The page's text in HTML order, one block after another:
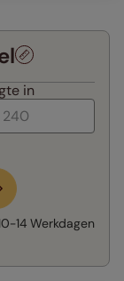
in
14 Werkdagen